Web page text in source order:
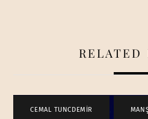
RELATED
CEMAL TUNCDEMİR